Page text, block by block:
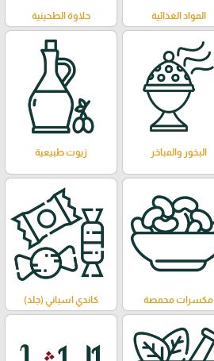
المواد الغذائية حلاوة الطحينية
البخور والمباخر زيوت طبيعية
مكسرات محمصة كاندي اسباني (جلد)